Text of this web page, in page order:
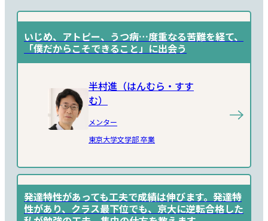
いじめ、アトピー、うつ病…度重なる苦難を経て、
「僕だからこそできること」に出会う
半村進（はんむら・すす
む）
メンター
東京大学文学部 卒業
発達特性があっても工夫で成績は伸びます。発達特
性があり、クラス最下位でも、京大に逆転合格した